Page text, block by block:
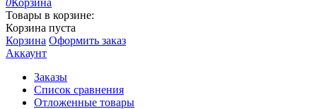
0Корзина
Товары в корзине:
Корзина пуста
Корзина Оформить заказ
Аккаунт
Заказы
Список сравнения
Отложенные товары